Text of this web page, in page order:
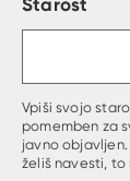
Vpiši svojo
pomemben za
javno
želiš navesti, to